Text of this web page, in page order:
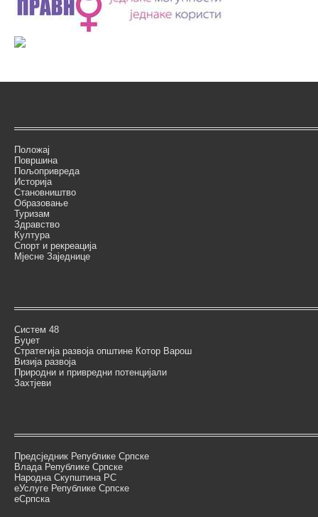
Положај
Површина
Пољопривреда
Историја
Становништво
Образовање
Туризам
Здравство
Култура
Спорт и рекреација
Мјесне Заједнице
Систем 48
Буџет
Стратегија развоја општине Котор Варош
Визија развоја
Природни и привредни потенцијали
Захтјеви
Предсједник Републике Српске
Влада Републике Српске
Народна Скупштина РС
еУслуге Републике Српске
еСрпска